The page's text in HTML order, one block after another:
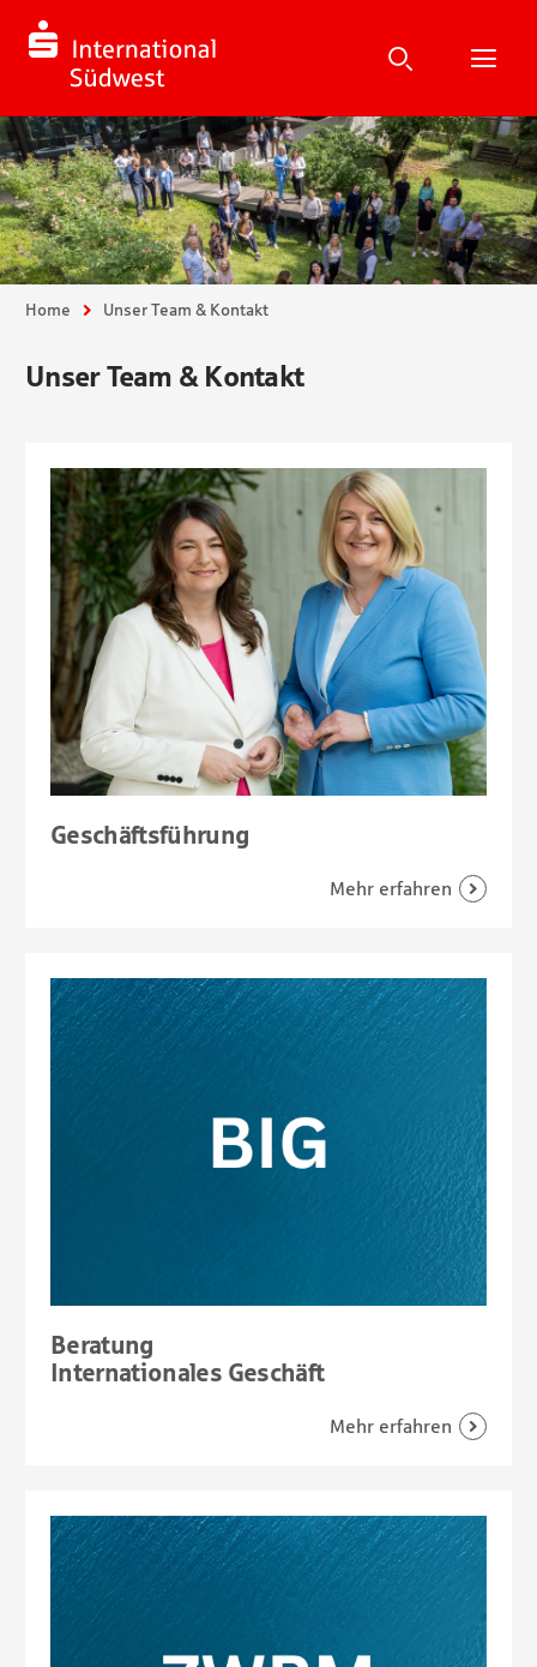
Suche
Suche
Sie sind hier:
Home Unser Team & Kontakt
Unser Team & Kontakt
Geschäftsführung
Beratung
Internationales Geschäft